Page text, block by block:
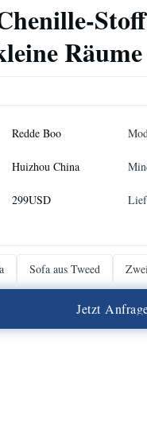
Räume
Redde Boo
Huizhou China
299USD
Sofa aus Tweed
Jetzt Anfrag